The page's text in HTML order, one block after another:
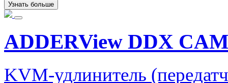
Узнать больше
ADDERView DDX
KVM-удлинитель